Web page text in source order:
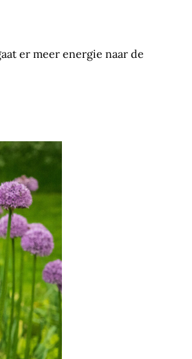
er meer energie naar de